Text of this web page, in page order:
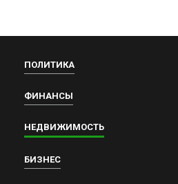
ПОЛИТИКА
ФИНАНСЫ
НЕДВИЖИМОСТЬ
БИЗНЕС